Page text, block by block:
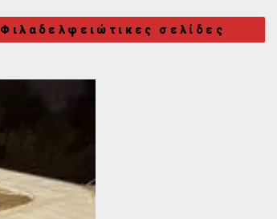
Φιλαδελφειώτικες σελίδες